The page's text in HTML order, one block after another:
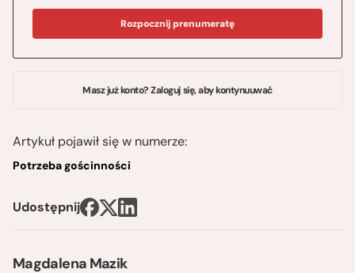
Magdalena Mazik
Rozpocznij prenumeratę
Masz już konto? Zaloguj się, aby kontynuuwać
Artykuł pojawił się w numerze:
Potrzeba gościnności
Udostępnij